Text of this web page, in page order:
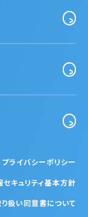
プライバシーポリシー
セキュリティ基本方針
扱い同意書について